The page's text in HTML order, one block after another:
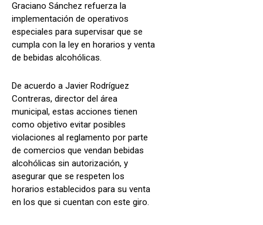
Graciano Sánchez refuerza la
implementación de operativos
especiales para supervisar que se
cumpla con la ley en horarios y venta
de bebidas alcohólicas.
De acuerdo a Javier Rodríguez
Contreras, director del área
municipal, estas acciones tienen
como objetivo evitar posibles
violaciones al reglamento por parte
de comercios que vendan bebidas
alcohólicas sin autorización, y
asegurar que se respeten los
horarios establecidos para su venta
en los que si cuentan con este giro.